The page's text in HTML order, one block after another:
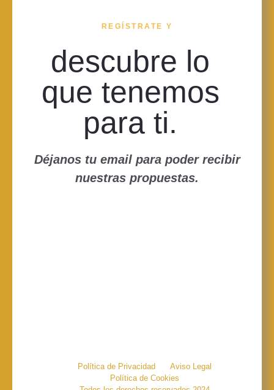
REGÍSTRATE Y
descubre lo
que tenemos
para ti.
Déjanos tu email para poder recibir
nuestras propuestas.
Política de Privacidad
Aviso Legal
Política de Cookies